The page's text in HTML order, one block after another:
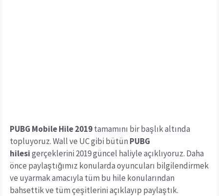
PUBG Mobile Hile 2019tamamını bir başlık altında
topluyoruz. Wall ve UC gibi bütün PUBG
hilesigerçeklerini 2019 güncel haliyle açıklıyoruz. Daha
önce paylaştığımız konularda oyuncuları bilgilendirmek
ve uyarmak amacıyla tüm bu hile konularından
bahsettik ve tüm çeşitlerini açıklayıp paylaştık.